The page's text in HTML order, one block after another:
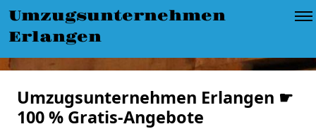
Umzugsunternehmen
Erlangen
Umzugsunternehmen Erlangen ☛
100 % Gratis-Angebote